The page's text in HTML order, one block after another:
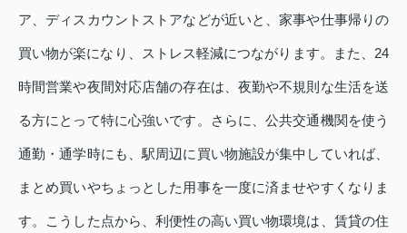
ア、ディスカウントストアなどが近いと、家事や仕事帰りの
買い物が楽になり、ストレス軽減につながります。また、24
時間営業や夜間対応店舗の存在は、夜勤や不規則な生活を送
る方にとって特に心強いです。さらに、公共交通機関を使う
通勤・通学時にも、駅周辺に買い物施設が集中していれば、
まとめ買いやちょっとした用事を一度に済ませやすくなりま
す。こうした点から、利便性の高い買い物環境は、賃貸の住